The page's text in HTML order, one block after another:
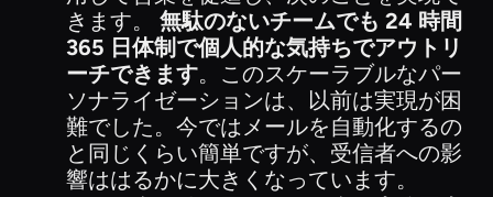
きます。 無駄のないチームでも 24 時間
365 日体制で個人的な気持ちでアウトリ
ーチできます。このスケーラブルなパー
ソナライゼーションは、以前は実現が困
難でした。今ではメールを自動化するの
と同じくらい簡単ですが、受信者への影
響ははるかに大きくなっています。